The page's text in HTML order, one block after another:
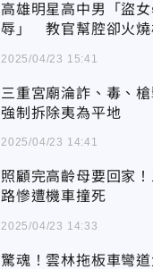
高雄明星高中男「盜
辱」 教官幫腔卻火燒
2025/04/23 15:41
三重宮廟淪詐、毒、
強制拆除夷為平地
2025/04/23 14:41
照顧完高齡母要回家
路慘遭機車撞死
2025/04/23 14:33
驚魂！雲林拖板車彎